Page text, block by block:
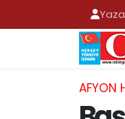
AFYON
Resmi İlan
Nöbetçi
Hava Durumu